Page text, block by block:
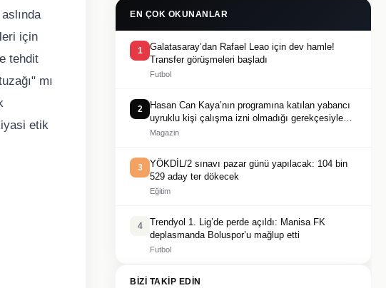
için
tehdit
mı
etik
EN ÇOK OKUNANLAR
1
Galatasaray’dan Rafael Leao için dev hamle!
Transfer görüşmeleri başladı
Futbol
2
Hasan Can Kaya’nın programına katılan yabancı
uyruklu kişi çalışma izni olmadığı gerekçesiyle
gözaltına alındı
Magazin
3
YÖKDİL/2 sınavı pazar günü yapılacak: 104 bin
529 aday ter dökecek
Eğitim
4
Trendyol 1. Lig’de perde açıldı: Manisa FK
deplasmanda Boluspor’u mağlup etti
Futbol
BIZI TAKIP EDIN